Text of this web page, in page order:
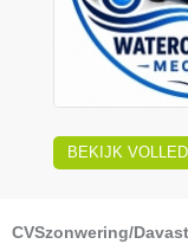
BEKIJK
CVSzonwering/